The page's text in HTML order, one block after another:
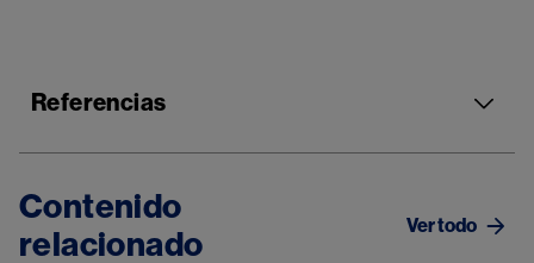
Referencias
Contenido
relacionado
Ver todo